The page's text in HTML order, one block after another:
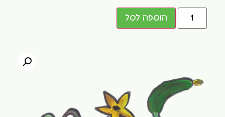
הוספה לסל